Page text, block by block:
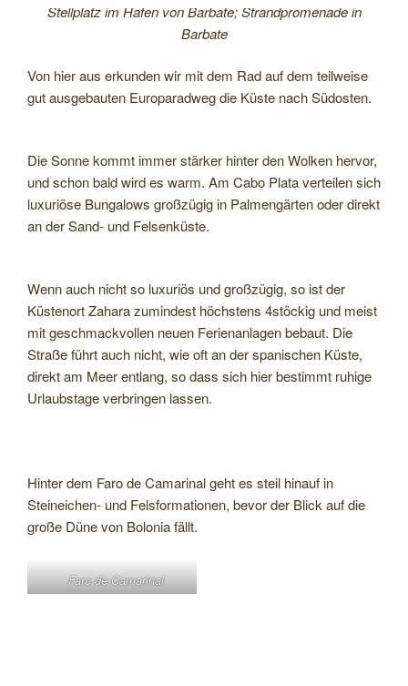
Stellplatz im Hafen von Barbate; Strandpromenade in
Barbate
Von hier aus erkunden wir mit dem Rad auf dem teilweise
gut ausgebauten Europaradweg die Küste nach Südosten.
Die Sonne kommt immer stärker hinter den Wolken hervor,
und schon bald wird es warm. Am Cabo Plata verteilen sich
luxuriöse Bungalows großzügig in Palmengärten oder direkt
an der Sand- und Felsenküste.
Wenn auch nicht so luxuriös und großzügig, so ist der
Küstenort Zahara zumindest höchstens 4stöckig und meist
mit geschmackvollen neuen Ferienanlagen bebaut. Die
Straße führt auch nicht, wie oft an der spanischen Küste,
direkt am Meer entlang, so dass sich hier bestimmt ruhige
Urlaubstage verbringen lassen.
Hinter dem Faro de Camarinal geht es steil hinauf in
Steineichen- und Felsformationen, bevor der Blick auf die
große Düne von Bolonia fällt.
Faro de Camarinal